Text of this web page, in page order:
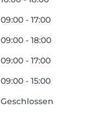
09:00 - 17:00
09:00 - 18:00
09:00 - 17:00
09:00 - 15:00
Geschlossen